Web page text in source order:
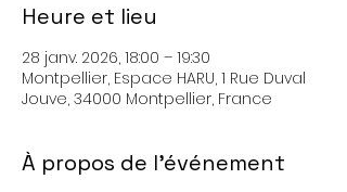
Heure et lieu
28 janv. 2026, 18:00 – 19:30
Montpellier, Espace HARU, 1 Rue Duval
Jouve, 34000 Montpellier, France
À propos de l'événement